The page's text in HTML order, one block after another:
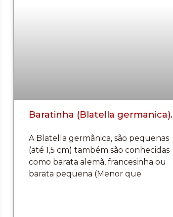
Baratinha (Blatella germanica).
A Blatella germânica, são pequenas
(até 1,5 cm) também são conhecidas
como barata alemã, francesinha ou
barata pequena (Menor que